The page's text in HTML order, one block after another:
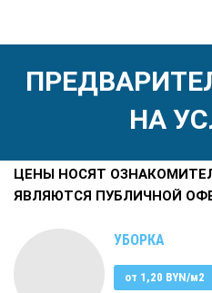
НА
ЦЕНЫ НОСЯТ
ЯВЛЯЮТСЯ ПУБЛИЧНОЙ
УБОРКА
от 1,20 BYN/м2